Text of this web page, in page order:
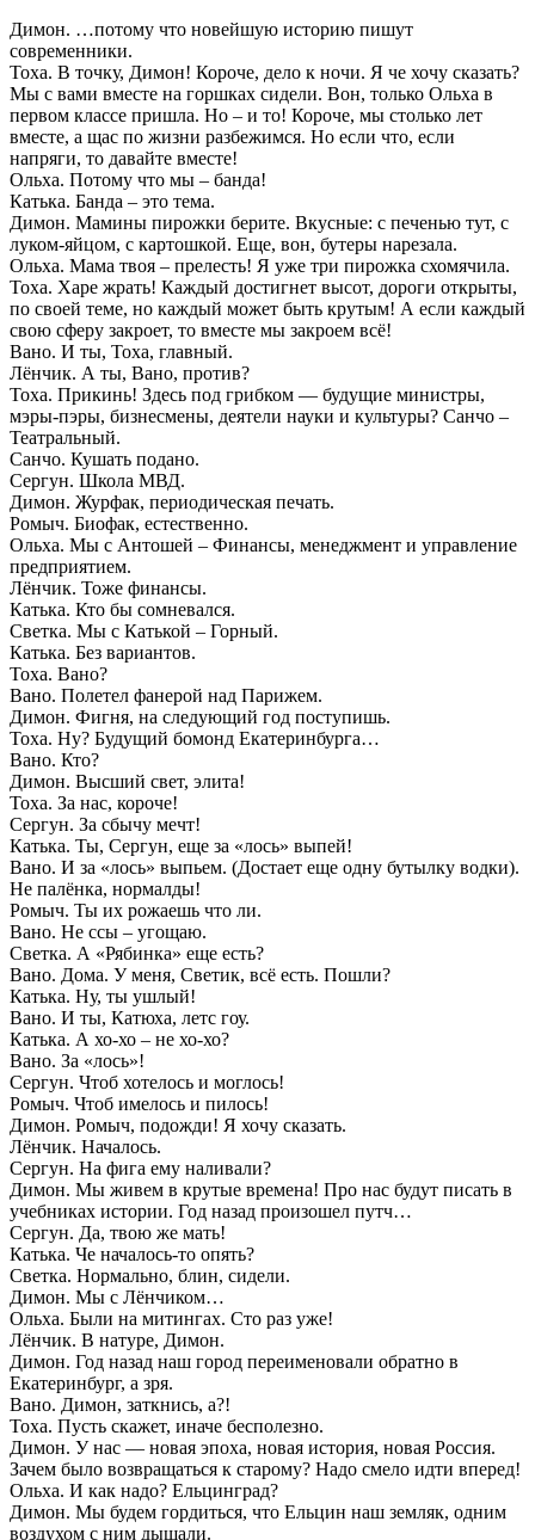
Димон. …потому что новейшую историю пишут
современники.
Тоха. В точку, Димон! Короче, дело к ночи. Я че хочу сказать?
Мы с вами вместе на горшках сидели. Вон, только Ольха в
первом классе пришла. Но – и то! Короче, мы столько лет
вместе, а щас по жизни разбежимся. Но если что, если
напряги, то давайте вместе!
Ольха. Потому что мы – банда!
Катька. Банда – это тема.
Димон. Мамины пирожки берите. Вкусные: с печенью тут, с
луком-яйцом, с картошкой. Еще, вон, бутеры нарезала.
Ольха. Мама твоя – прелесть! Я уже три пирожка схомячила.
Тоха. Харе жрать! Каждый достигнет высот, дороги открыты,
по своей теме, но каждый может быть крутым! А если каждый
свою сферу закроет, то вместе мы закроем всё!
Вано. И ты, Тоха, главный.
Лёнчик. А ты, Вано, против?
Тоха. Прикинь! Здесь под грибком — будущие министры,
мэры-пэры, бизнесмены, деятели науки и культуры? Санчо –
Театральный.
Санчо. Кушать подано.
Сергун. Школа МВД.
Димон. Журфак, периодическая печать.
Ромыч. Биофак, естественно.
Ольха. Мы с Антошей – Финансы, менеджмент и управление
предприятием.
Лёнчик. Тоже финансы.
Катька. Кто бы сомневался.
Светка. Мы с Катькой – Горный.
Катька. Без вариантов.
Тоха. Вано?
Вано. Полетел фанерой над Парижем.
Димон. Фигня, на следующий год поступишь.
Тоха. Ну? Будущий бомонд Екатеринбурга…
Вано. Кто?
Димон. Высший свет, элита!
Тоха. За нас, короче!
Сергун. За сбычу мечт!
Катька. Ты, Сергун, еще за «лось» выпей!
Вано. И за «лось» выпьем. (Достает еще одну бутылку водки).
Не палёнка, нормалды!
Ромыч. Ты их рожаешь что ли.
Вано. Не ссы – угощаю.
Светка. А «Рябинка» еще есть?
Вано. Дома. У меня, Светик, всё есть. Пошли?
Катька. Ну, ты ушлый!
Вано. И ты, Катюха, летс гоу.
Катька. А хо-хо – не хо-хо?
Вано. За «лось»!
Сергун. Чтоб хотелось и моглось!
Ромыч. Чтоб имелось и пилось!
Димон. Ромыч, подожди! Я хочу сказать.
Лёнчик. Началось.
Сергун. На фига ему наливали?
Димон. Мы живем в крутые времена! Про нас будут писать в
учебниках истории. Год назад произошел путч…
Сергун. Да, твою же мать!
Катька. Че началось-то опять?
Светка. Нормально, блин, сидели.
Димон. Мы с Лёнчиком…
Ольха. Были на митингах. Сто раз уже!
Лёнчик. В натуре, Димон.
Димон. Год назад наш город переименовали обратно в
Екатеринбург, а зря.
Вано. Димон, заткнись, а?!
Тоха. Пусть скажет, иначе бесполезно.
Димон. У нас — новая эпоха, новая история, новая Россия.
Зачем было возвращаться к старому? Надо смело идти вперед!
Ольха. И как надо? Ельцинград?
Димон. Мы будем гордиться, что Ельцин наш земляк, одним
воздухом с ним дышали.